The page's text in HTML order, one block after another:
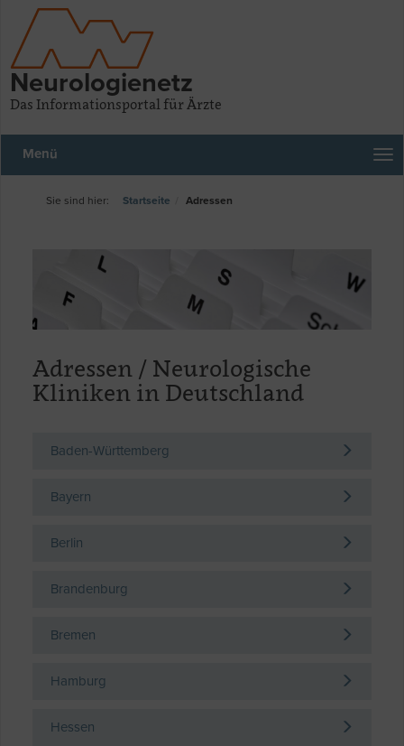
Neurologienetz
Das Informationsportal für Ärzte
Menü
Startseite Adressen
Adressen / Neurologische
Kliniken in Deutschland
Baden-Württemberg
Bayern
Berlin
Brandenburg
Bremen
Hamburg
Hessen